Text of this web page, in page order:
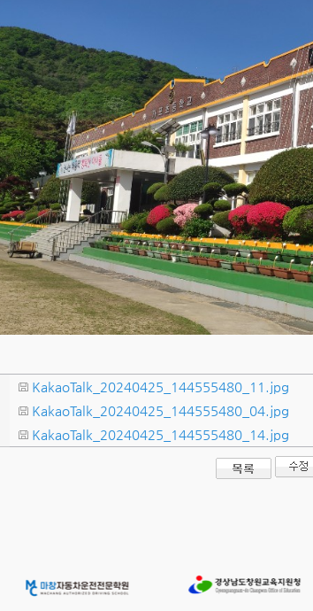
KakaoTalk_20240425_144555480_11.jpg
KakaoTalk_20240425_144555480_04.jpg
KakaoTalk_20240425_144555480_14.jpg